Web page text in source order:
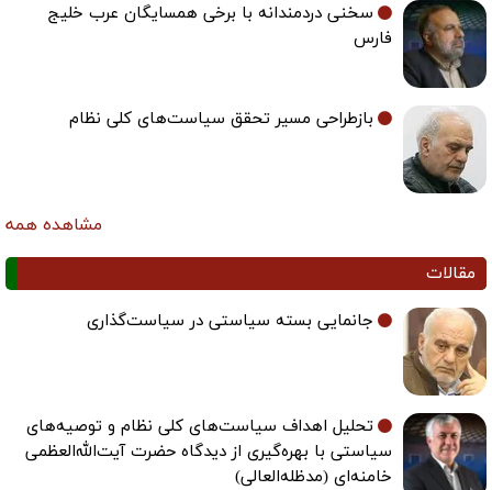
سخنی دردمندانه با برخی همسایگان عرب خلیج
فارس
بازطراحی مسیر تحقق سیاست‌های کلی نظام
مشاهده همه
مقالات
جانمایی بسته سیاستی در سیاست‌گذاری
تحلیل اهداف سیاست‌های کلی نظام و توصیه‌های
سیاستی با بهره‌گیری از دیدگاه حضرت آیت‌الله‌العظمی
خامنه‌ای (مدظله‌العالی)